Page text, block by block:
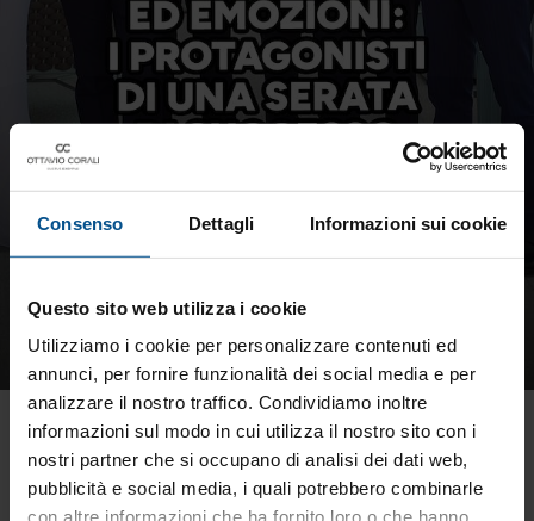
Consenso Dettagli Informazioni sui cookie
Questo sito web utilizza i cookie
Utilizziamo i cookie per personalizzare contenuti ed
annunci, per fornire funzionalità dei social media e per
analizzare il nostro traffico. Condividiamo inoltre
informazioni sul modo in cui utilizza il nostro sito con i
nostri partner che si occupano di analisi dei dati web,
pubblicità e social media, i quali potrebbero combinarle
con altre informazioni che ha fornito loro o che hanno
Valore, fiducia ed emozioni: i protagonisti di
una serata di successo
Questa sera a Jesolo abbiamo vissuto un evento straordinario: